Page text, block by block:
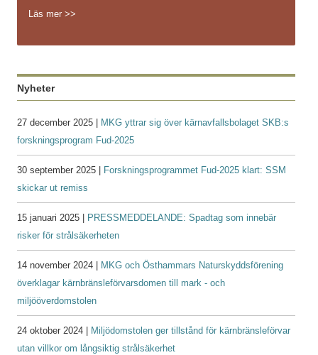
Läs mer >>
Nyheter
27 december 2025 |
MKG yttrar sig över kärnavfallsbolaget SKB:s
forskningsprogram Fud-2025
30 september 2025 |
Forskningsprogrammet Fud-2025 klart: SSM
skickar ut remiss
15 januari 2025 |
PRESSMEDDELANDE: Spadtag som innebär
risker för strålsäkerheten
14 november 2024 |
MKG och Östhammars Naturskyddsförening
överklagar kärnbränsleförvarsdomen till mark - och
miljööverdomstolen
24 oktober 2024 |
Miljödomstolen ger tillstånd för kärnbränsleförvar
utan villkor om långsiktig strålsäkerhet